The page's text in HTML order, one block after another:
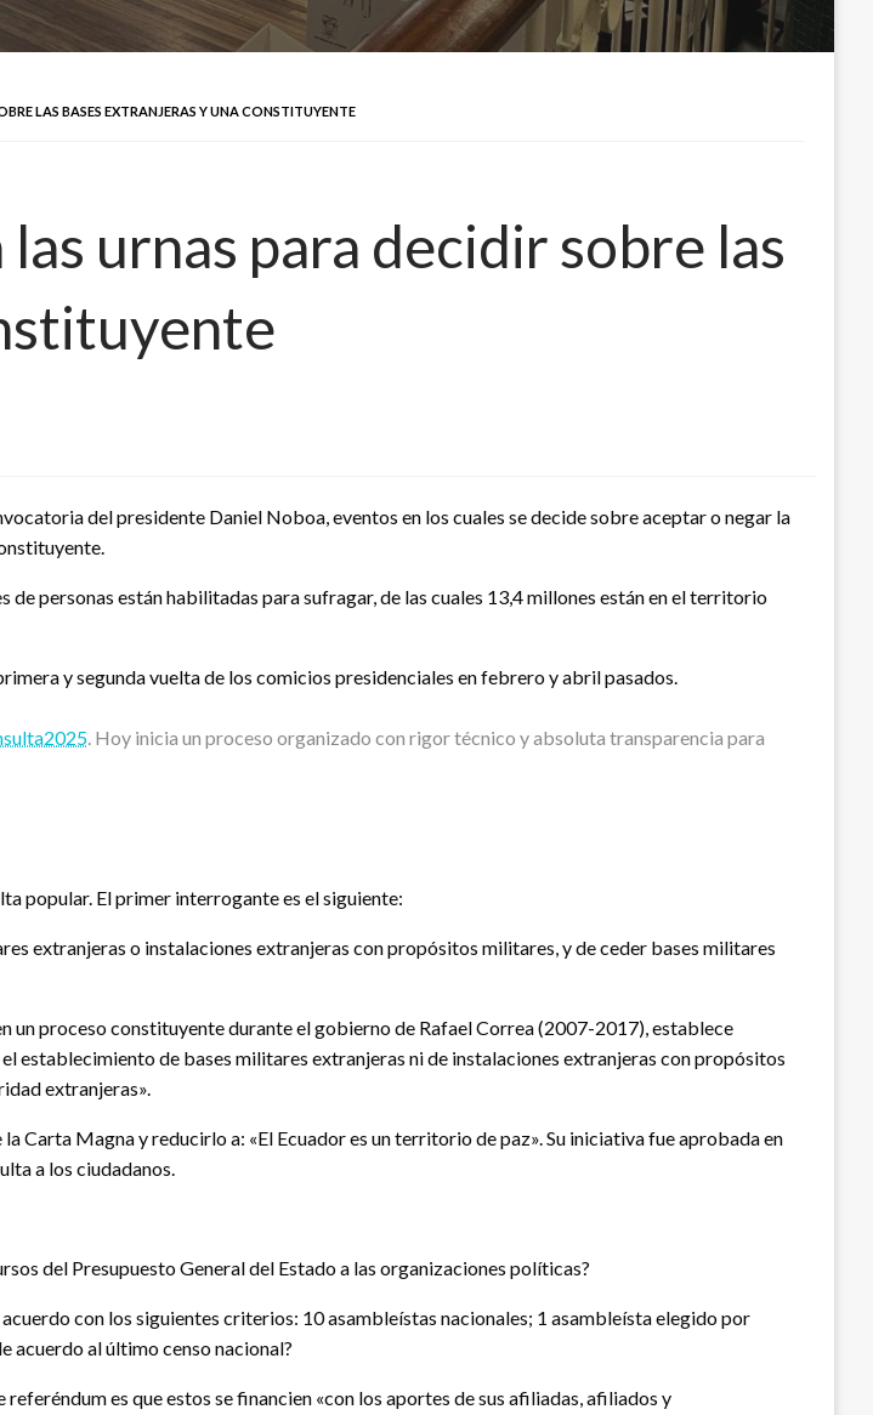
LAS BASES EXTRANJERAS Y UNA CONSTITUYENTE
urnas para decidir sobre las
del presidente Daniel Noboa, eventos en los cuales se decide sobre aceptar o negar la
personas están habilitadas para sufragar, de las cuales 13,4 millones están en el territorio
y segunda vuelta de los comicios presidenciales en febrero y abril pasados.
. Hoy inicia un proceso organizado con rigor técnico y absoluta transparencia para
popular. El primer interrogante es el siguiente:
extranjeras o instalaciones extranjeras con propósitos militares, y de ceder bases militares
un proceso constituyente durante el gobierno de Rafael Correa (2007-2017), establece
establecimiento de bases militares extranjeras ni de instalaciones extranjeras con propósitos
extranjeras».
Carta Magna y reducirlo a: «El Ecuador es un territorio de paz». Su iniciativa fue aprobada en
a los ciudadanos.
del Presupuesto General del Estado a las organizaciones políticas?
con los siguientes criterios: 10 asambleístas nacionales; 1 asambleísta elegido por
acuerdo al último censo nacional?
es que estos se financien «con los aportes de sus afiliadas, afiliados y